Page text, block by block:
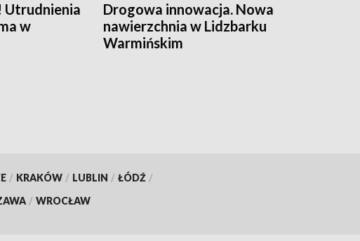
Utrudnienia
w
Drogowa innowacja. Nowa
nawierzchnia w Lidzbarku
Warmińskim
/ KRAKÓW / LUBLIN / ŁÓDŹ /
/ WROCŁAW